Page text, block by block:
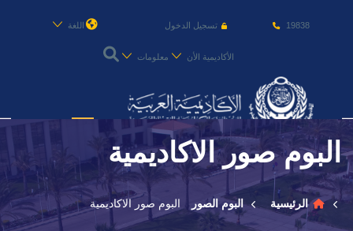
19838 تسجيل الدخول اللغة
الأكاديمية الأن معلومات
عن الأكاديمية
النقل البحري
القبول والتسجيل
البوم صور الاكاديمية
الرئيسية البوم الصور البوم صور الاكاديمية